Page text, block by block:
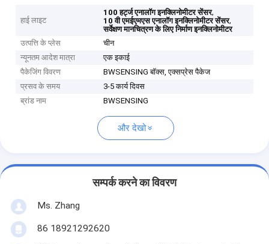
हाई लाइट
100 हर्ट्ज एनालॉग इनक्लिनोमीटर सेंसर,
10 वी एमईएमएस एनालॉग इनक्लिनोमीटर सेंसर,
सर्वेक्षण मानचित्रण के लिए निर्माण इनक्लिनोमीटर
उत्पत्ति के प्लेस
चीन
न्यूनतम आदेश मात्रा
एक इकाई
पैकेजिंग विवरण
BWSENSING बॉक्स, एक्सप्रेस पैकेज
प्रसव के समय
3-5 कार्य दिवस
ब्रांड नाम
BWSENSING
और देखो
सम्पर्क करने का विवरण
Ms. Zhang
86 18921292620